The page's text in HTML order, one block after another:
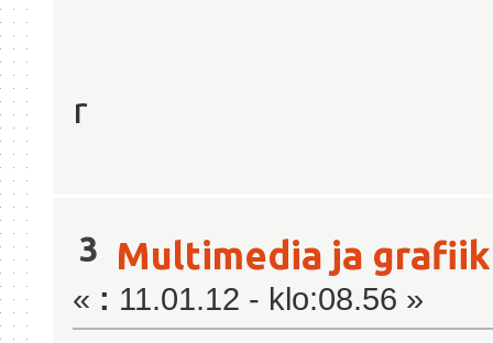
r
3 Multimedia ja
« : 11.01.12 - klo:08.56 »